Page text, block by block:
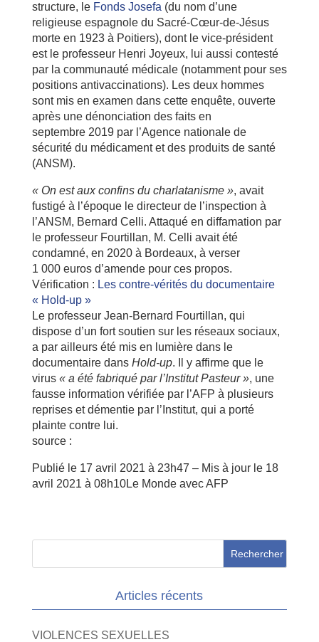
structure, le Fonds Josefa (du nom d’une
religieuse espagnole du Sacré-Cœur-de-Jésus
morte en 1923 à Poitiers), dont le vice-président
est le professeur Henri Joyeux, lui aussi contesté
par la communauté médicale (notamment pour ses
positions antivaccinations). Les deux hommes
sont mis en examen dans cette enquête, ouverte
après une dénonciation des faits en
septembre 2019 par l’Agence nationale de
sécurité du médicament et des produits de santé
(ANSM).
« On est aux confins du charlatanisme », avait
fustigé à l’époque le directeur de l’inspection à
l’ANSM, Bernard Celli. Attaqué en diffamation par
le professeur Fourtillan, M. Celli avait été
condamné, en 2020 à Bordeaux, à verser
1 000 euros d’amende pour ces propos.
Vérification : Les contre-vérités du documentaire
« Hold-up »
Le professeur Jean-Bernard Fourtillan, qui
dispose d’un fort soutien sur les réseaux sociaux,
a par ailleurs été mis en lumière dans le
documentaire dans Hold-up. Il y affirme que le
virus « a été fabriqué par l’Institut Pasteur », une
fausse information vérifiée par l’AFP à plusieurs
reprises et démentie par l’Institut, qui a porté
plainte contre lui.
source :
Publié le 17 avril 2021 à 23h47 – Mis à jour le 18
avril 2021 à 08h10Le Monde avec AFP
Articles récents
VIOLENCES SEXUELLES